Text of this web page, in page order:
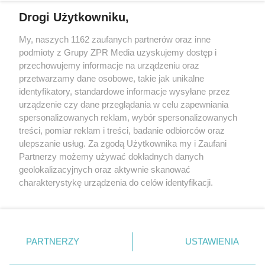
Żaden utwór zamieszczony w serwisie nie może być powielany i
rozpowszechniany lub dalej rozpowszechniany w jakikolwiek sposób (w
tym także elektroniczny lub mechaniczny) na jakimkolwiek polu
eksploatacji w jakiejkolwiek formie, włącznie z umieszczaniem w
Internecie bez pisemnej zgody właściciela praw. Jakiekolwiek użycie lub
wykorzystanie utworów w całości lub w części z naruszeniem prawa,
tzn. bez właściwej zgody, jest zabronione pod groźbą kary i może być
ścigane prawnie.
Drogi Użytkowniku,
My, naszych 1162 zaufanych partnerów oraz inne
podmioty z Grupy ZPR Media uzyskujemy dostęp i
przechowujemy informacje na urządzeniu oraz
przetwarzamy dane osobowe, takie jak unikalne
identyfikatory, standardowe informacje wysyłane przez
urządzenie czy dane przeglądania w celu zapewniania
spersonalizowanych reklam, wybór spersonalizowanych
treści, pomiar reklam i treści, badanie odbiorców oraz
ulepszanie usług. Za zgodą Użytkownika my i Zaufani
Partnerzy możemy używać dokładnych danych
geolokalizacyjnych oraz aktywnie skanować
charakterystykę urządzenia do celów identyfikacji.
zmienić/wycofać klikając przycisk ustawień prywatności
znajdujący się w lewym dolnym rogu strony
rodzaje przetwarzania danych nie wymagają zgody
PARTNERZY USTAWIENIA